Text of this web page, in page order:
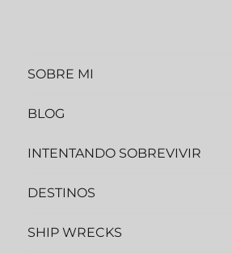
SOBRE MI
BLOG
INTENTANDO SOBREVIVIR
DESTINOS
SHIP WRECKS